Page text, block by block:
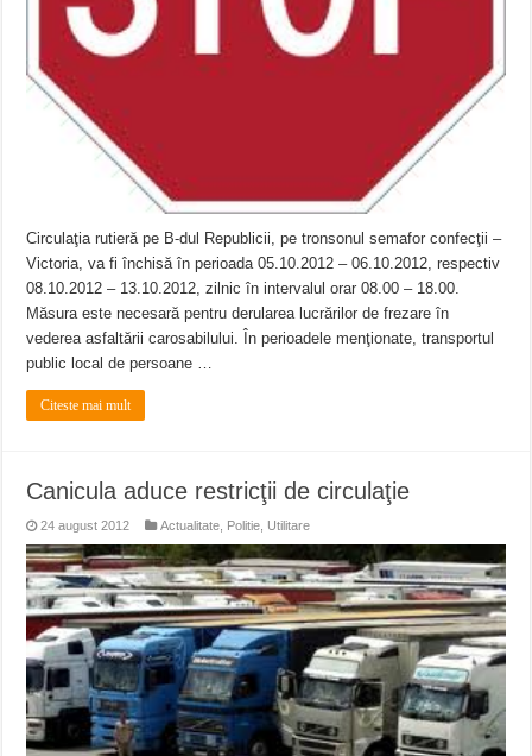
Circulaţia rutieră pe B-dul Republicii, pe tronsonul semafor confecţii –
Victoria, va fi închisă în perioada 05.10.2012 – 06.10.2012, respectiv
08.10.2012 – 13.10.2012, zilnic în intervalul orar 08.00 – 18.00.
Măsura este necesară pentru derularea lucrărilor de frezare în
vederea asfaltării carosabilului. În perioadele menţionate, transportul
public local de persoane …
Citeste mai mult
Canicula aduce restricţii de circulaţie
24 august 2012 Actualitate Politie Utilitare